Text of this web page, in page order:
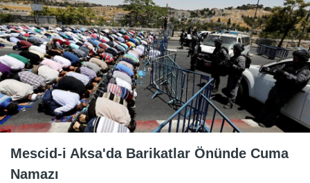
Mescid-i Aksa'da Barikatlar Önünde Cuma
Namazı